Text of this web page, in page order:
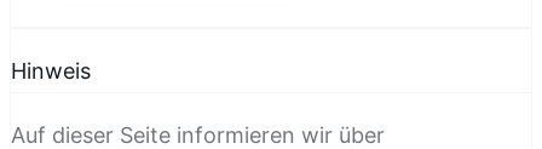
Hinweis
Auf dieser Seite informieren wir über